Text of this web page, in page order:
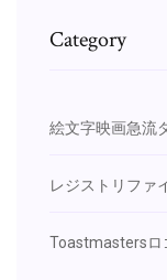
Category
絵文字映画急流
レジストリファ
Toastmastersロ